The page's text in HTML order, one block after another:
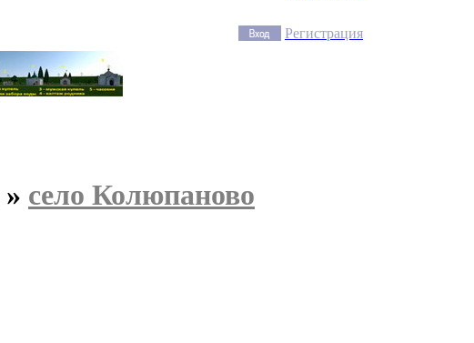
Регистрация
» село Колюпаново